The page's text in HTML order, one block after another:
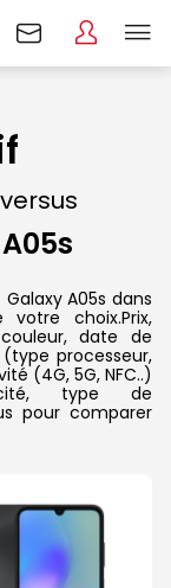
versus
Galaxy A05s dans
choix.Prix,
date de
processeur,
(4G, 5G, NFC..)
type de
pour comparer